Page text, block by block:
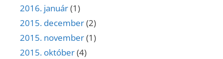
2016. január(1)
2015. december(2)
2015. november(1)
2015. október(4)